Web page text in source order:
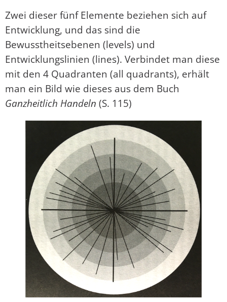
Zwei dieser fünf Elemente beziehen sich auf
Entwicklung, und das sind die
Bewusstheitsebenen (levels) und
Entwicklungslinien (lines). Verbindet man diese
mit den 4 Quadranten (all quadrants), erhält
man ein Bild wie dieses aus dem Buch
Ganzheitlich Handeln (S. 115)